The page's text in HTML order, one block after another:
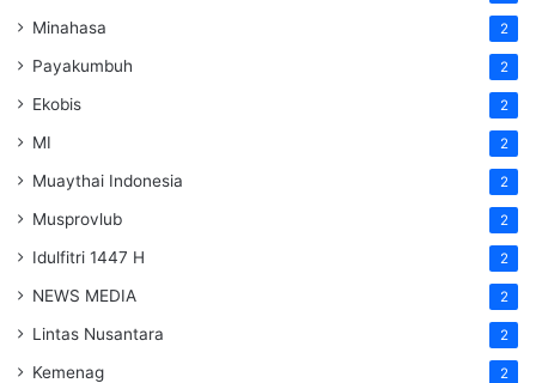
Minahasa 2
Payakumbuh 2
Ekobis 2
MI 2
Muaythai Indonesia 2
Musprovlub 2
Idulfitri 1447 H 2
NEWS MEDIA 2
Lintas Nusantara 2
Kemenag 2